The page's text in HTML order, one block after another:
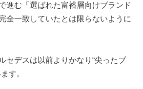
進む「選ばれた富裕層向けブランド
全一致していたとは限らないように
セデスは以前よりかなり“尖ったブ
す。